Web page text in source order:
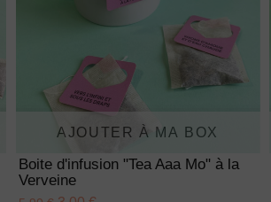
AJOUTER À MA BOX
Boite d'infusion "Tea Aaa Mo" à la
Verveine